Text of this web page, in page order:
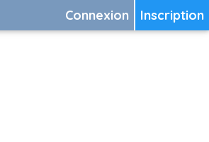
Inscription
Connexion